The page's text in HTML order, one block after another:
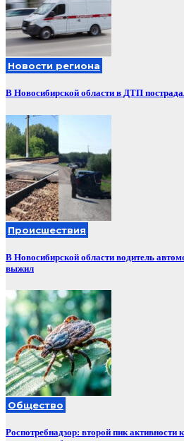
Новости региона
В Новосибирской области в ДТП
Происшествия
В Новосибирской области водитель
выжил
Общество
Роспотребнадзор: второй пик